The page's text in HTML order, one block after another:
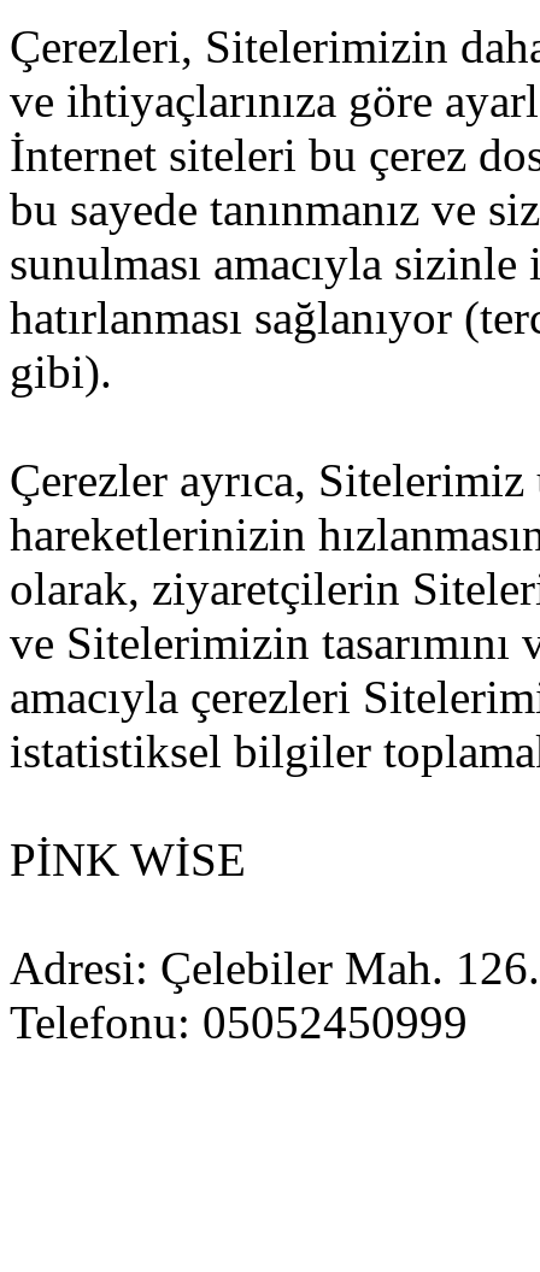
Çerezleri, Sitelerimizin
ve ihtiyaçlarınıza göre
İnternet siteleri bu çerez
bu sayede tanınmanız ve
sunulması amacıyla
hatırlanması sağlanıyor
gibi).
Çerezler ayrıca,
hareketlerinizin
olarak, ziyaretçilerin
ve Sitelerimizin tasarımını
amacıyla çerezleri
istatistiksel bilgiler
PİNK WİSE
Adresi: Çelebiler Mah.
Telefonu: 05052450999